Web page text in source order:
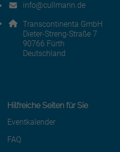
info@cullmann.de
E-Mail Adresse: info@cullmann.de
Adresse:
Transcontinenta GmbH
Dieter-Streng-Straße 7
90766 , 9 0 7 6 6
Fürth
Deutschland
Hilfreiche Seiten für Sie
Eventkalender
FAQ